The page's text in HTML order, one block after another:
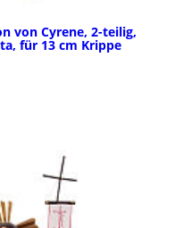
von Cyrene, 2-teilig,
für 13 cm Krippe